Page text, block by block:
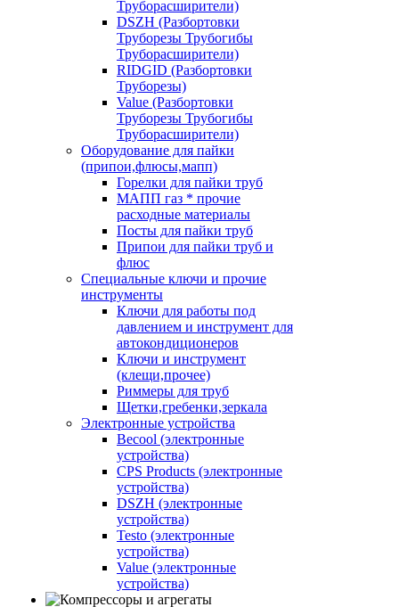
Труборасширители)
DSZH (Разбортовки
Труборезы Трубогибы
Труборасширители)
RIDGID (Разбортовки
Труборезы)
Value (Разбортовки
Труборезы Трубогибы
Труборасширители)
Оборудование для пайки
(припои,флюсы,мапп)
Горелки для пайки труб
МАПП газ * прочие
расходные материалы
Посты для пайки труб
Припои для пайки труб и
флюс
Специальные ключи и прочие
инструменты
Ключи для работы под
давлением и инструмент для
автокондиционеров
Ключи и инструмент
(клещи,прочее)
Риммеры для труб
Щетки,гребенки,зеркала
Электронные устройства
Becool (электронные
устройства)
CPS Products (электронные
устройства)
DSZH (электронные
устройства)
Testo (электронные
устройства)
Value (электронные
устройства)